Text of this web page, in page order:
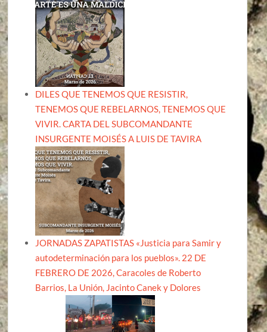
DILES QUE TENEMOS QUE RESISTIR,
TENEMOS QUE REBELARNOS, TENEMOS QUE
VIVIR. CARTA DEL SUBCOMANDANTE
INSURGENTE MOISÉS A LUIS DE TAVIRA
JORNADAS ZAPATISTAS «Justicia para Samir y
autodeterminación para los pueblos». 22 DE
FEBRERO DE 2026, Caracoles de Roberto
Barrios, La Unión, Jacinto Canek y Dolores